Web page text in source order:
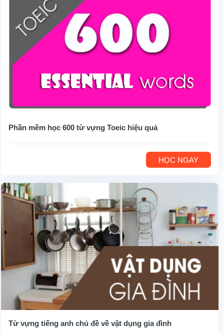
Phần mềm học 600 từ vựng Toeic hiệu quả
HỌC NGAY
Từ vựng tiếng anh chủ đề về vật dụng gia đình